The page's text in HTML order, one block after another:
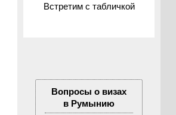
Встретим с табличкой
Вопросы о визах
в Румынию